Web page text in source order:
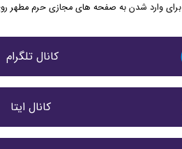
برای وارد شدن به صفحه های مجازی حرم مطهر
کانال تلگرام
کانال ایتا